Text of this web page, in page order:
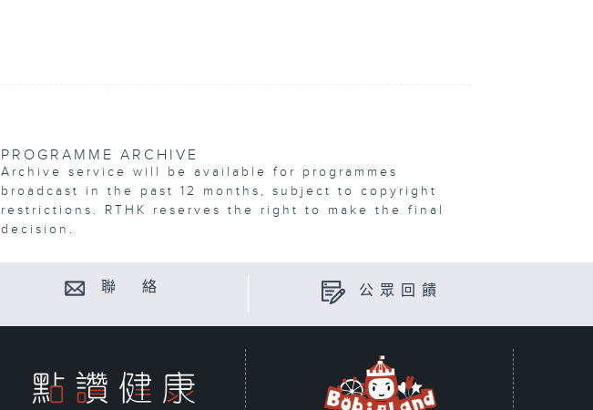
PROGRAMME ARCHIVE
Archive service will be available for programmes
broadcast in the past 12 months, subject to copyright
restrictions. RTHK reserves the right to make the final
decision.
聯 絡 公眾回饋